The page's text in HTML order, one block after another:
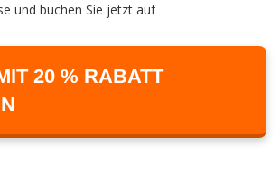
und buchen Sie jetzt auf
20 % RABATT